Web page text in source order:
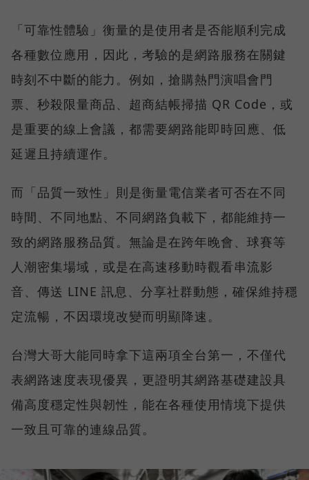
「可靠性體驗」衡量的是使用者是否能順利完成
各種數位應用，因此，考驗的是網路服務在關鍵
時刻不中斷的能力。例如，搶購熱門演唱會門
票、秒殺限量商品、超商結帳掃描 QR Code，或
是重要的線上會議，都需要網路能即時回應、低
延遲且持續運作。
而「品質一致性」則是衡量電信業者可否在不同
時間、不同地點、不同網路負載下，都能維持一
致的網路服務品質。無論是在跨年晚會、球賽等
人潮密集場域，或是在高速移動時觀看串流影
音、傳送 LINE 訊息、分享社群動態，確保維持穩
定流暢，不因環境改變而明顯降速。
台灣大哥大能同時拿下這兩項全台第一，不僅代
表網路速度表現優異，更證明其網路基礎建設具
備高度穩定性與韌性，能在各種使用情境下提供
一致且可靠的連線品質。